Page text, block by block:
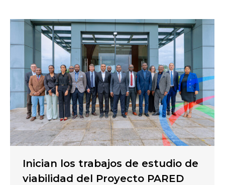
Inician los trabajos de estudio de
viabilidad del Proyecto PARED